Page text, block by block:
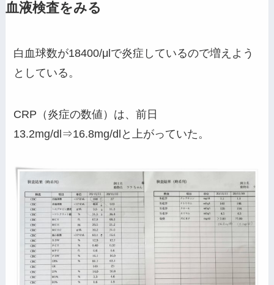
血液検査をみる
白血球数が18400/μlで炎症しているので増えよう
としている。
CRP（炎症の数値）は、前日
13.2mg/dl⇒16.8mg/dlと上がっていた。